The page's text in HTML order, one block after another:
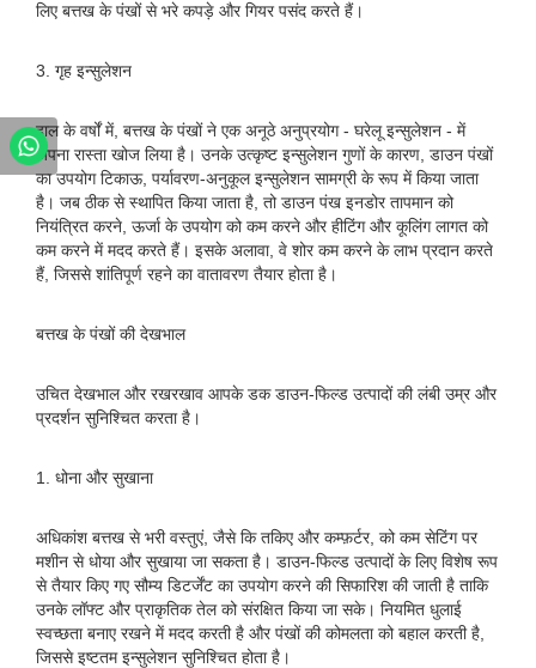
लिए बत्तख के पंखों से भरे कपड़े और गियर पसंद करते हैं।
3. गृह इन्सुलेशन
हाल के वर्षों में, बत्तख के पंखों ने एक अनूठे अनुप्रयोग - घरेलू इन्सुलेशन - में
अपना रास्ता खोज लिया है। उनके उत्कृष्ट इन्सुलेशन गुणों के कारण, डाउन पंखों
का उपयोग टिकाऊ, पर्यावरण-अनुकूल इन्सुलेशन सामग्री के रूप में किया जाता
है। जब ठीक से स्थापित किया जाता है, तो डाउन पंख इनडोर तापमान को
नियंत्रित करने, ऊर्जा के उपयोग को कम करने और हीटिंग और कूलिंग लागत को
कम करने में मदद करते हैं। इसके अलावा, वे शोर कम करने के लाभ प्रदान करते
हैं, जिससे शांतिपूर्ण रहने का वातावरण तैयार होता है।
बत्तख के पंखों की देखभाल
उचित देखभाल और रखरखाव आपके डक डाउन-फिल्ड उत्पादों की लंबी उम्र और
प्रदर्शन सुनिश्चित करता है।
1. धोना और सुखाना
अधिकांश बत्तख से भरी वस्तुएं, जैसे कि तकिए और कम्फ़र्टर, को कम सेटिंग पर
मशीन से धोया और सुखाया जा सकता है। डाउन-फिल्ड उत्पादों के लिए विशेष रूप
से तैयार किए गए सौम्य डिटर्जेंट का उपयोग करने की सिफारिश की जाती है ताकि
उनके लॉफ्ट और प्राकृतिक तेल को संरक्षित किया जा सके। नियमित धुलाई
स्वच्छता बनाए रखने में मदद करती है और पंखों की कोमलता को बहाल करती है,
जिससे इष्टतम इन्सुलेशन सुनिश्चित होता है।